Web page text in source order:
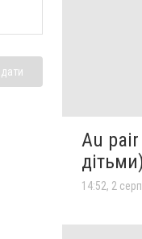
Au pair
дітьми)
14:52, 2